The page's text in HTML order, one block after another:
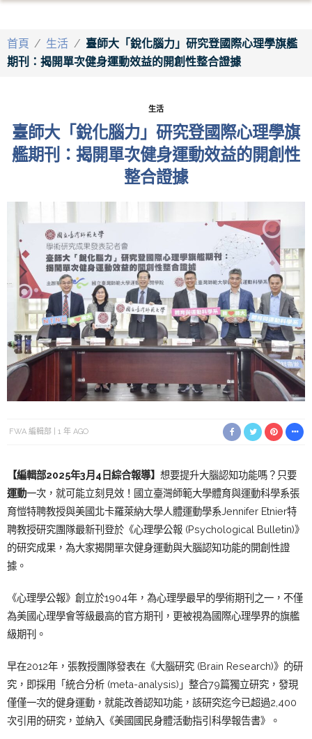
首頁 / 生活 / 臺師大「銳化腦力」研究登國際心理學旗艦
期刊：揭開單次健身運動效益的開創性整合證據
生活
臺師大「銳化腦力」研究登國際心理學旗
艦期刊：揭開單次健身運動效益的開創性
整合證據
FWA 編輯部 1 年 AGO
【編輯部2025年3月4日綜合報導】 想要提升大腦認知功能嗎？只要
運動一次，就可能立刻見效！國立臺灣師範大學體育與運動科學系張
育愷特聘教授與美國北卡羅萊納大學人體運動學系Jennifer Etnier特
聘教授研究團隊最新刊登於《心理學公報 (Psychological Bulletin)》
的研究成果，為大家揭開單次健身運動與大腦認知功能的開創性證
據。
《心理學公報》創立於1904年，為心理學最早的學術期刊之一，不僅
為美國心理學會等級最高的官方期刊，更被視為國際心理學界的旗艦
級期刊。
早在2012年，張教授團隊發表在《大腦研究 (Brain Research)》的研
究，即採用「統合分析 (meta-analysis)」整合79篇獨立研究，發現
僅僅一次的健身運動，就能改善認知功能，該研究迄今已超過2,400
次引用的研究，並納入《美國國民身體活動指引科學報告書》。